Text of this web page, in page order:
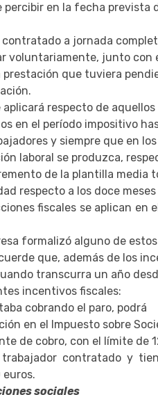
percibir en la fecha prevista
contratado a jornada
voluntariamente, junto con
prestación que tuviera
aplicará respecto de aquellos
en el período impositivo
y siempre que en
laboral se produzca,
de la plantilla media
respecto a los doce
fiscales se aplican en
formalizó alguno de
que, además de los
transcurra un año
incentivos fiscales:
cobrando el paro, podrá
en el Impuesto sobre
de cobro, con el límite de
contratado y
sociales